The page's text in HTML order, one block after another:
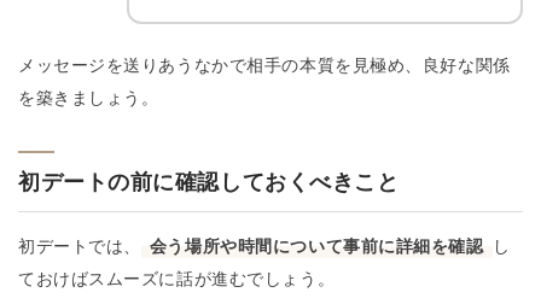
メッセージを送りあうなかで相手の本質を見極め、良好な関係
を築きましょう。
初デートの前に確認しておくべきこと
初デートでは、 会う場所や時間について事前に詳細を確認
し
ておけばスムーズに話が進むでしょう。